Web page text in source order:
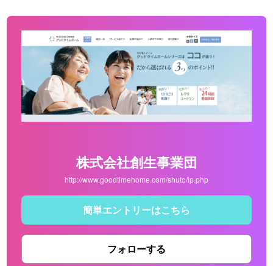
株式会社創生事業団
http://www.goodtimehome.com/shuto/lp.php
簡単エントリーはこちら
フォローする